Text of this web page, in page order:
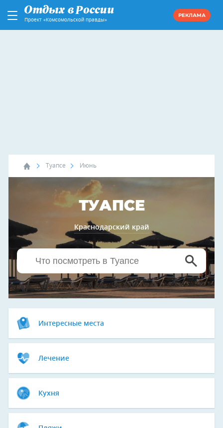
Проект «Комсомольской правды»
РЕКЛАМА
Туапсе Июнь
ТУАПСЕ
Краснодарский край
Интересные места
Лечение
Кухня